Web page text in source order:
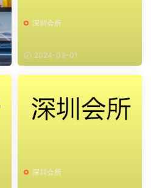
深圳会所
2024-03-01
深圳会所